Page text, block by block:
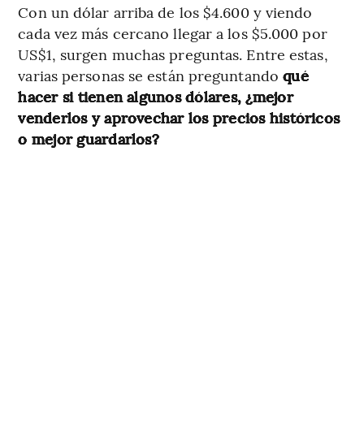
Con un dólar arriba de los $4.600 y viendo
cada vez más cercano llegar a los $5.000 por
US$1, surgen muchas preguntas. Entre estas,
varias personas se están preguntandoqué
hacer si tienen algunos dólares, ¿mejor
venderlos y aprovechar los precios históricos
o mejor guardarlos?